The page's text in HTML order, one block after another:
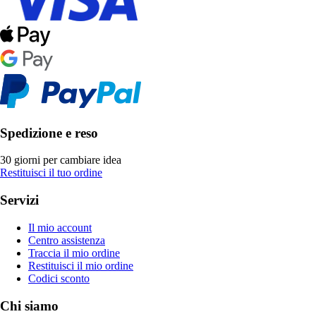
Spedizione e reso
30 giorni per cambiare idea
Restituisci il tuo ordine
Servizi
Il mio account
Centro assistenza
Traccia il mio ordine
Restituisci il mio ordine
Codici sconto
Chi siamo